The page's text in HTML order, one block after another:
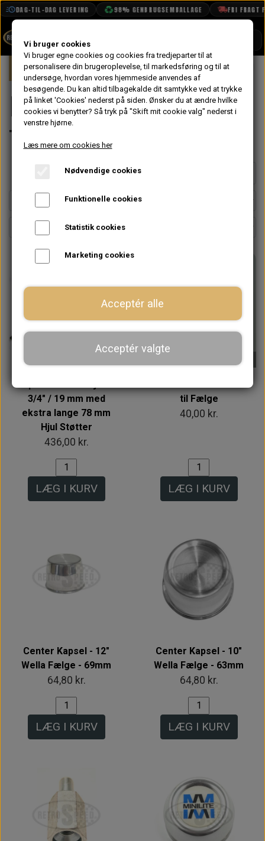
DAG-TIL-DAG LEVERING 98% GENBRUGSEMBALLAGE FRI FRAGT
BOOK TID
PROJEKTER
TEKNISK DATA
VANDPOLERING
Forside Mini Styling Fælge & Dæk
Montering &
Tilbehør
Forrige side Side 1 / 3
3/4" / 19 mm med
ekstra lange 78 mm
Hjul Støtter
436,00 kr.
LÆG I KURV
På lager
til Fælge
40,00 kr.
LÆG I KURV
Center Kapsel - 12"
Wella Fælge - 69mm
64,80 kr.
LÆG I KURV
Center Kapsel - 10"
Wella Fælge - 63mm
64,80 kr.
LÆG I KURV
Vi bruger cookies
Vi bruger egne cookies og cookies fra tredjeparter til at
personalisere din brugeroplevelse, til markedsføring og til at
undersøge, hvordan vores hjemmeside anvendes af
besøgende. Du kan altid tilbagekalde dit samtykke ved at trykke
på linket 'Cookies' nederst på siden. Ønsker du at ændre hvilke
cookies vi benytter? Så tryk på "Skift mit cookie valg" nederst i
venstre hjørne.
Læs mere om cookies her
Nødvendige cookies
Funktionelle cookies
Statistik cookies
Marketing cookies
Acceptér alle
Acceptér valgte